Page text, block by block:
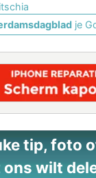
je
tip, foto
ons wilt